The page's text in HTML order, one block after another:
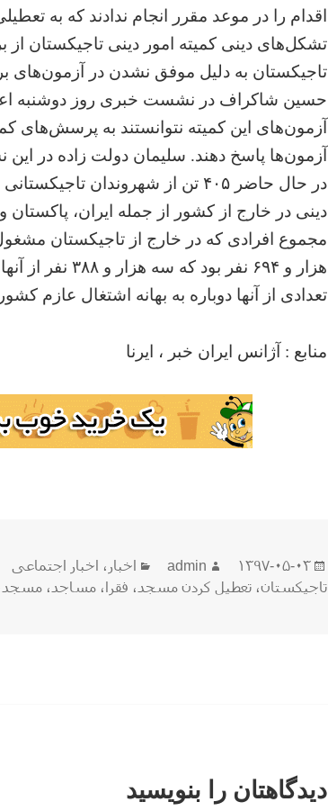
اقدام را در موعد مقرر انجام ندادند که به
تاجیکستان به دلیل موفق نشدن در آزمون‌های
حسین شاکراف در نشست خبری روز دوشنبه
آزمون‌های این کمیته نتوانستند به پرسش‌های
آزمون‌ها پاسخ دهند. سلیمان دولت زاده در
در حال حاضر ۴۰۵ تن از شهروندان
دینی در خارج از کشور از جمله ایران،
مجموع افرادی که در خارج از تاجیکستان
هزار و ۶۹۴ نفر
تعدادی از آنها دوباره به بهانه اشتغال عازم
منابع : آژانس ایران خبر ، ایرنا
ارسال
شده
۱۳۹۷-۰۵-۰۳ نویسنده
admin دسته‌ها
اخبار ، اخبار اجتماعی
تاجیکستان،تعطیل کردن مسجد ، فقرا ،مساجد ،مسجد
دیدگاهتان را بنویسید